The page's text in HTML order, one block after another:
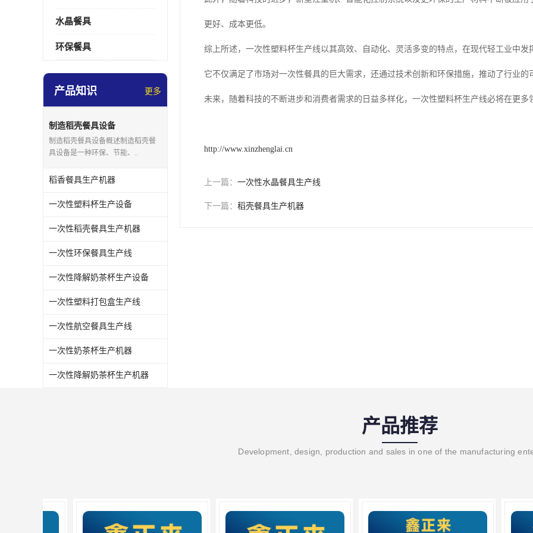
水晶餐具
环保餐具
产品知识 更多
制造稻壳餐具设备
制造稻壳餐具设备概述制造稻壳餐
具设备是一种环保、节能、..
稻香餐具生产机器
一次性塑料杯生产设备
一次性稻壳餐具生产机器
一次性环保餐具生产线
一次性降解奶茶杯生产设备
一次性塑料打包盒生产线
一次性航空餐具生产线
一次性奶茶杯生产机器
一次性降解奶茶杯生产机器
更好、成本更低。
综上所述，一次性塑料杯生产线以其高效、自动化、灵活多变的特点，在现代轻工业中发
它不仅满足了市场对一次性餐具的巨大需求，还通过技术创新和环保措施，推动了行业的
未来，随着科技的不断进步和消费者需求的日益多样化，一次性塑料杯生产线必将在更
http://www.xinzhenglai.cn
上一篇： 一次性水晶餐具生产线
下一篇： 稻壳餐具生产机器
产品推荐
Development, design, production and sales in one of the manufacturing